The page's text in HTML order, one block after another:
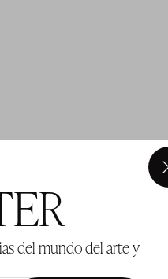
del mundo del arte y